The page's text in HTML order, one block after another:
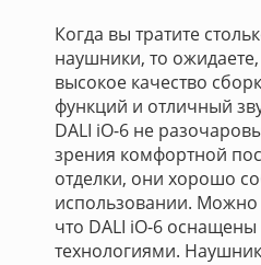
Когда вы тратите
наушники, то
высокое качество
функций и отличный
DALI iO-6 не
зрения комфортной
отделки, они хорошо
использовании. Можно
что DALI iO-6
технологиями.